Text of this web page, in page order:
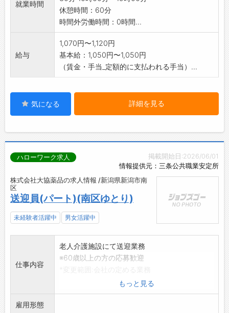
就業時間
休憩時間：60分
時間外労働時間：0時間...
給与
1,070円〜1,120円
基本給：1,050円〜1,050円
（賃金・手当_定額的に支払われる手当）...
気になる 詳細を見る
掲載開始日:2026/06/01
情報提供元：三条公共職業安定所
ハローワーク求人
株式会社大協薬品の求人情報 /新潟県新潟市南
区
送迎員(パート)(南区ゆとり)
未経験者活躍中 男女活躍中
仕事内容
老人介護施設にて送迎業務
※60歳以上の方の応募歓迎
もっと見る
雇用形態